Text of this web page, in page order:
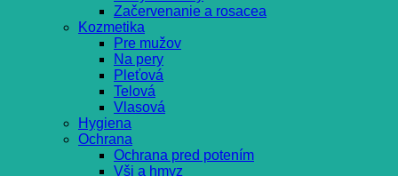
Začervenanie a rosacea
Kozmetika
Pre mužov
Na pery
Pleťová
Telová
Vlasová
Hygiena
Ochrana
Ochrana pred potením
Vši a hmyz